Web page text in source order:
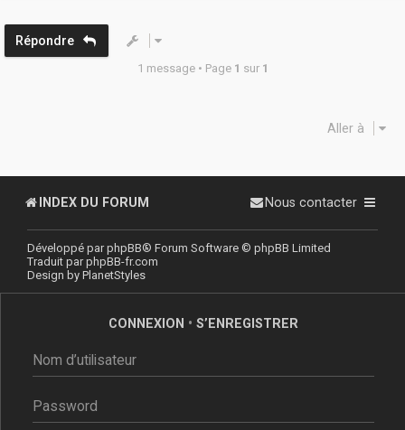
Répondre
1 message • Page 1 sur 1
Aller à
INDEX DU FORUM Nous contacter
Développé parphpBB® Forum Software © phpBB Limited
Traduit parphpBB-fr.com
Design by PlanetStyles
CONNEXION • S’ENREGISTRER